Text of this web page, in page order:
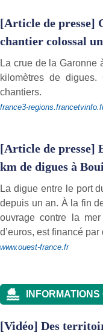
[Article de presse]
chantier colossal
La crue de la Garonne
kilomètres de
chantiers.
france3-
[Article de presse]
km de digues à
La digue entre le port
depuis un an. À la fin
ouvrage contre la
d’euros, est financé
www.ouest-france.fr
[Vidéo] Des